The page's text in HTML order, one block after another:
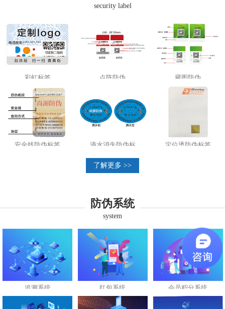
本的技术，经受住了市场的严酷security label
彩虹标签 点阵防伪 藏图防伪
安全线防伪标签 滴水消失防伪标 定位烫防伪标签
了解更多 >>
防伪系统
system
追溯系统 红包系统 会员积分系统